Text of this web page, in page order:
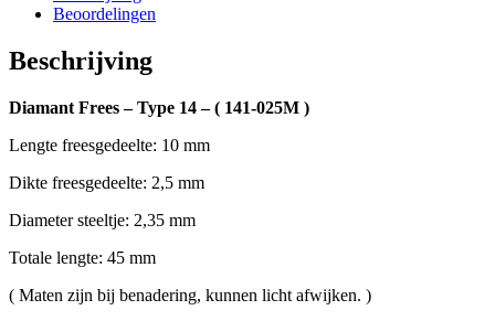
141-
025M
hoeveelheid
Beoordelingen
Beschrijving
Diamant Frees – Type 14 – ( 141-025M )
Lengte freesgedeelte: 10 mm
Dikte freesgedeelte: 2,5 mm
Diameter steeltje: 2,35 mm
Totale lengte: 45 mm
( Maten zijn bij benadering, kunnen licht afwijken. )